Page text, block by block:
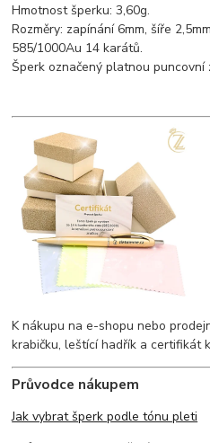
Hmotnost šperku: 3,60g.
Rozměry: zapínání 6mm, šíře
585/1000Au 14 karátů.
Šperk označený platnou puncovní
K nákupu na e-shopu nebo
krabičku, leštící hadřík a certifikát
Průvodce nákupem
Jak vybrat šperk podle tónu pleti